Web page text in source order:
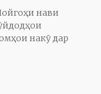
нави
накӯ дар